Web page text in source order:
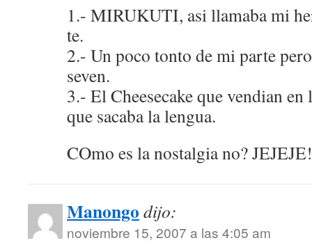
1.- MIRUKUTI, asi llamaba mi
te.
2.- Un poco tonto de mi parte
seven.
3.- El Cheesecake que vendian
que sacaba la lengua.
COmo es la nostalgia no? JEJEJE!
Manongo dijo:
noviembre 15, 2007 a las 4:05 am